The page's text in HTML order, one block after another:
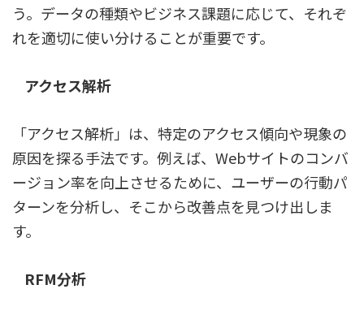
う。データの種類やビジネス課題に応じて、それぞ
れを適切に使い分けることが重要です。
アクセス解析
「アクセス解析」は、特定のアクセス傾向や現象の
原因を探る手法です。例えば、Webサイトのコンバ
ージョン率を向上させるために、ユーザーの行動パ
ターンを分析し、そこから改善点を見つけ出しま
す。
RFM分析